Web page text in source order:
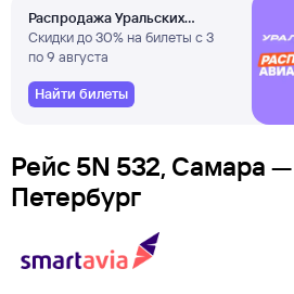
Распродажа Уральских
авиалиний
Скидки до 30% на билеты с 3
по 9 августа
Найти билеты
Рейс 5N 532, Самара
Петербург